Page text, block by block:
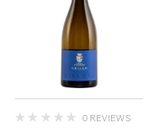
0 REVIEWS